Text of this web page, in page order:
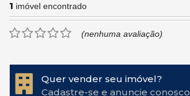
1 imóvel encontrado
(nenhuma avaliação)
Quer vender seu imóvel?
Cadastre-se e anuncie conosco